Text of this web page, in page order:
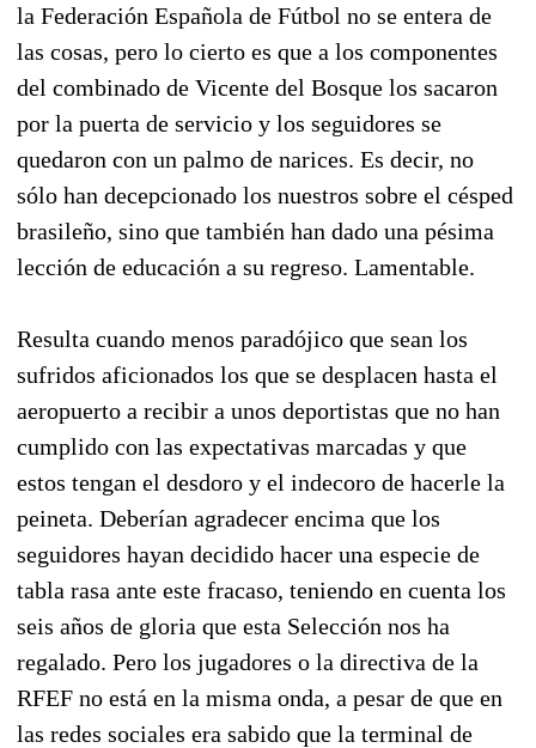
la Federación Española de Fútbol no se entera de
las cosas, pero lo cierto es que a los componentes
del combinado de Vicente del Bosque los sacaron
por la puerta de servicio y los seguidores se
quedaron con un palmo de narices. Es decir, no
sólo han decepcionado los nuestros sobre el césped
brasileño, sino que también han dado una pésima
lección de educación a su regreso. Lamentable.
Resulta cuando menos paradójico que sean los
sufridos aficionados los que se desplacen hasta el
aeropuerto a recibir a unos deportistas que no han
cumplido con las expectativas marcadas y que
estos tengan el desdoro y el indecoro de hacerle la
peineta. Deberían agradecer encima que los
seguidores hayan decidido hacer una especie de
tabla rasa ante este fracaso, teniendo en cuenta los
seis años de gloria que esta Selección nos ha
regalado. Pero los jugadores o la directiva de la
RFEF no está en la misma onda, a pesar de que en
las redes sociales era sabido que la terminal de